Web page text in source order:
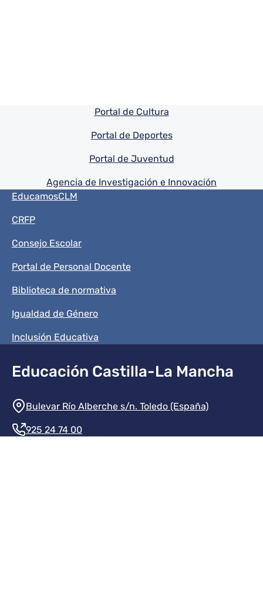
Pie de pagina información
Portal de Cultura
Portal de Deportes
Portal de Juventud
Agencia de Investigación e Innovación
Menú del pie
EducamosCLM
CRFP
Consejo Escolar
Portal de Personal Docente
Biblioteca de normativa
Igualdad de Género
Inclusión Educativa
Educación Castilla-La Mancha
Información de la institución
Bulevar Río Alberche s/n. Toledo (España)
925 24 74 00